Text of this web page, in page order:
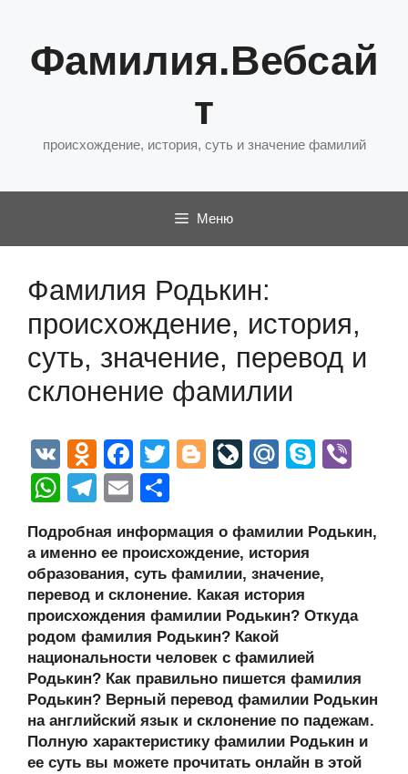
содержимому
Фамилия.Вебсай
т
происхождение, история, суть и значение фамилий
Меню
Фамилия Родькин:
происхождение, история,
суть, значение, перевод и
склонение фамилии
V
K
O
d
n
o
kl
a
ss
ni
ki
F
a
c
e
b
o
o
k
T
er
Bl
g
er
Li
J
o
ur
n
al
M
u
S
e
W
at
s
A
p
p
T
e
gr
a
m
E
ail р
а
в
и
ть
Подробная информация о фамилии Родькин,
а именно ее происхождение, история
образования, суть фамилии, значение,
перевод и склонение. Какая история
происхождения фамилии Родькин? Откуда
родом фамилия Родькин? Какой
национальности человек с фамилией
Родькин? Как правильно пишется фамилия
Родькин? Верный перевод фамилии Родькин
на английский язык и склонение по падежам.
Полную характеристику фамилии Родькин и
ее суть вы можете прочитать онлайн в этой